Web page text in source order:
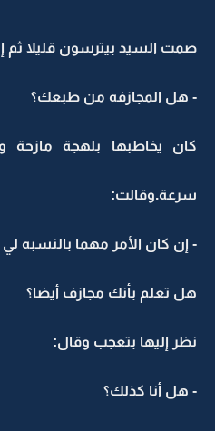
صمت السيد بيترسون قليلا ثم
- هل المجازفه من طبعك؟
كان يخاطبها بلهجة مازحة
سرعة.وقالت:
- إن كان الأمر مهما بالنسبه
هل تعلم بأنك مجازف أيضا؟
نظر إليها بتعجب وقال:
- هل أنا كذلك؟